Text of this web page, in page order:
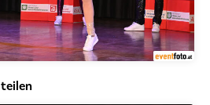
teilen